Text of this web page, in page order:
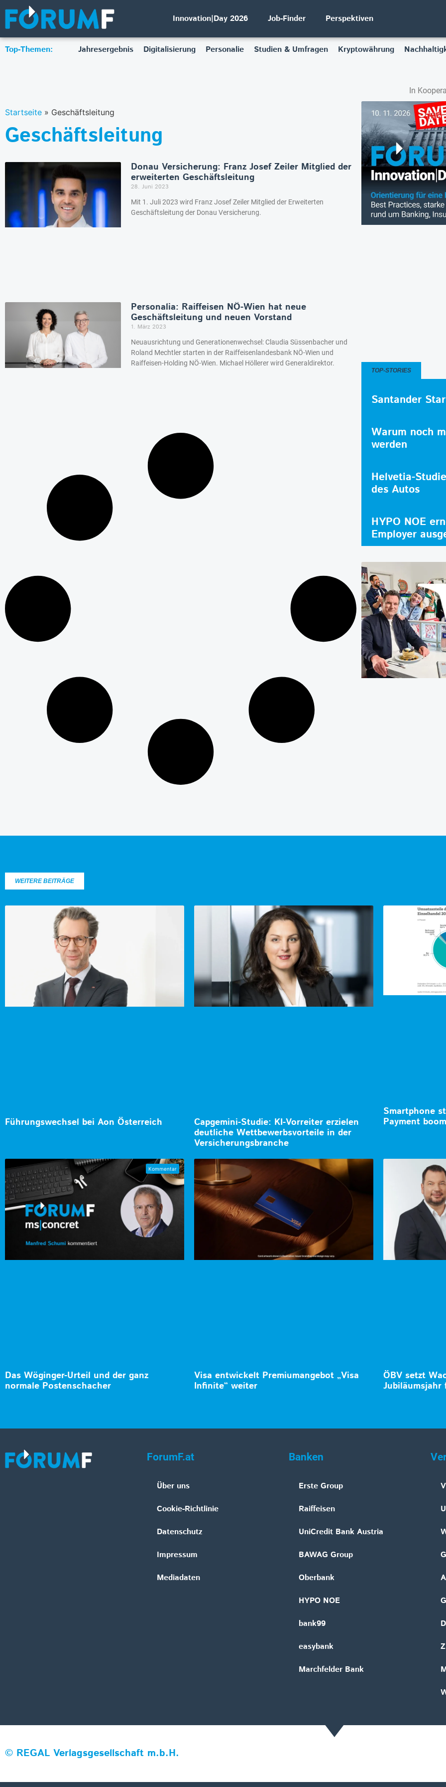
Innovation|Day 2026 Job-Finder Perspektiven
Top-Themen: Jahresergebnis Digitalisierung Personalie Studien & Umfragen Kryptowährung
In
Startseite » Geschäftsleitung
Geschäftsleitung
Donau Versicherung: Franz Josef Zeiler Mitglied der
erweiterten Geschäftsleitung
28. Juni 2023
Mit 1. Juli 2023 wird Franz Josef Zeiler Mitglied der Erweiterten
Geschäftsleitung der Donau Versicherung.
Personalia: Raiffeisen NÖ-Wien hat neue
Geschäftsleitung und neuen Vorstand
1. März 2023
Neuausrichtung und Generationenwechsel: Claudia Süssenbacher und
Roland Mechtler starten in der Raiffeisenlandesbank NÖ-Wien und
Raiffeisen-Holding NÖ-Wien. Michael Höllerer wird Generaldirektor.
TOP-STORIES
Santander
Warum noch
werden
Helvetia-
des Autos
HYPO NOE
Employer
WEITERE BEITRÄGE
Führungswechsel bei Aon Österreich
Capgemini-Studie: KI-Vorreiter erzielen
deutliche Wettbewerbsvorteile in der
Versicherungsbranche
Smartphone
Payment
Das Wöginger-Urteil und der ganz
normale Postenschacher
Visa entwickelt Premiumangebot „Visa
Infinite“ weiter
ÖBV setzt
Jubiläumsjahr
ForumF.at
Über uns
Cookie-Richtlinie
Datenschutz
Impressum
Mediadaten
Banken
Erste Group
Raiffeisen
UniCredit Bank Austria
BAWAG Group
Oberbank
HYPO NOE
bank99
easybank
Marchfelder Bank
© REGAL Verlagsgesellschaft m.b.H.